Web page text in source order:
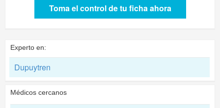
Toma el control de tu ficha ahora
Experto en:
Dupuytren
Médicos cercanos